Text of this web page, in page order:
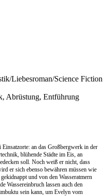
Liebesroman/Science Fiction
Abrüstung, Entführung
an das Großbergwerk in der
blühende Städte im Eis, an
soll. Noch weiß er nicht, dass
er sich ebenso bewähren müssen wie
und von den Wasseratmern
Wassereinbruch lassen auch den
sein kann, um Evelyn vom